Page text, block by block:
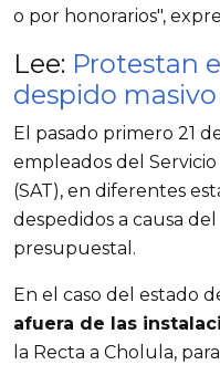
o por honorarios",
Lee: Protestan
despido masivo
El pasado primero 21
empleados del
(SAT), en diferentes
despedidos a causa
presupuestal.
En el caso del estado
afuera de las
la Recta a Cholula,